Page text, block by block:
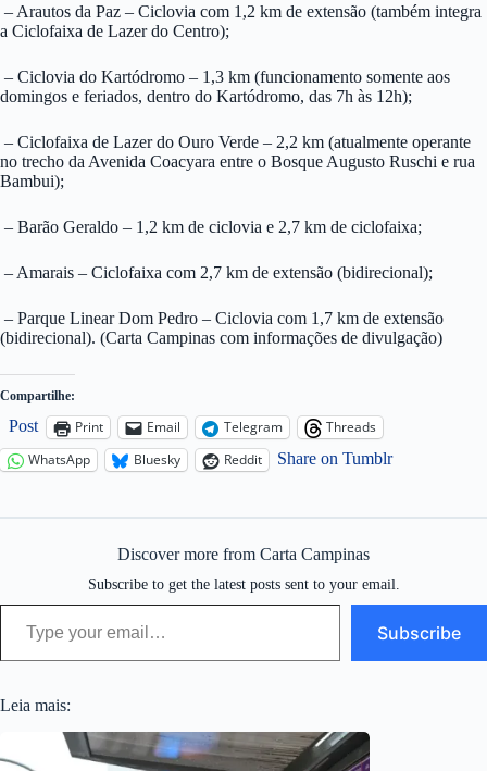
– Arautos da Paz – Ciclovia com 1,2 km de extensão (também integra
a Ciclofaixa de Lazer do Centro);
– Ciclovia do Kartódromo – 1,3 km (funcionamento somente aos
domingos e feriados, dentro do Kartódromo, das 7h às 12h);
– Ciclofaixa de Lazer do Ouro Verde – 2,2 km (atualmente operante
no trecho da Avenida Coacyara entre o Bosque Augusto Ruschi e rua
Bambui);
– Barão Geraldo – 1,2 km de ciclovia e 2,7 km de ciclofaixa;
– Amarais – Ciclofaixa com 2,7 km de extensão (bidirecional);
– Parque Linear Dom Pedro – Ciclovia com 1,7 km de extensão
(bidirecional). (Carta Campinas com informações de divulgação)
Compartilhe:
Post Print Email Telegram
Threads
WhatsApp
Bluesky Reddit Share on Tumblr
Discover more from Carta Campinas
Subscribe to get the latest posts sent to your email.
Type your email…
Subscribe
Leia mais: